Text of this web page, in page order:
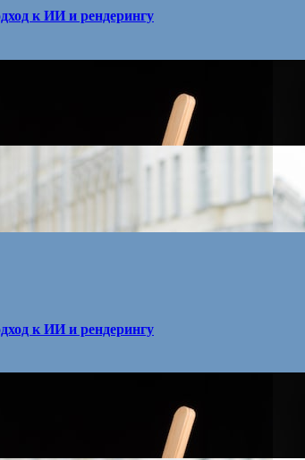
к ИИ и рендерингу
к ИИ и рендерингу